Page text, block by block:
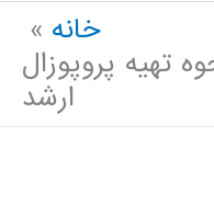
خانه
تهیه پروپوزال
ارشد